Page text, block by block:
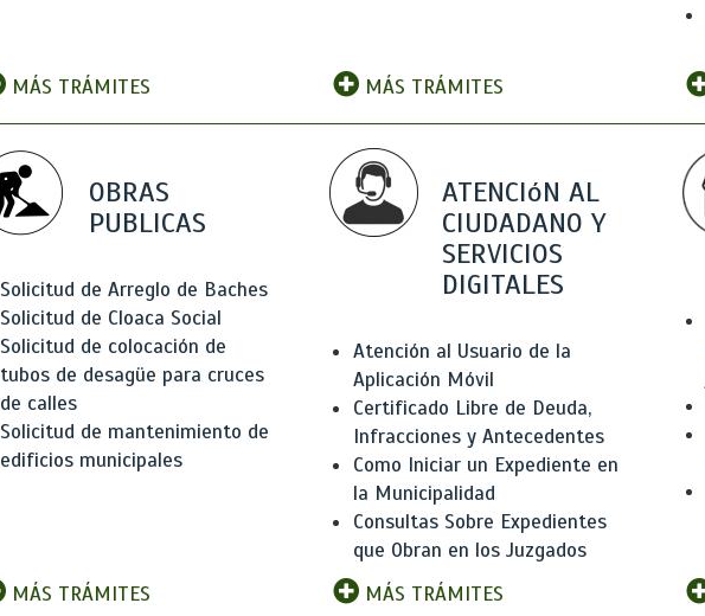
MÁS TRÁMITES MÁS TRÁMITES
OBRAS
PUBLICAS
Solicitud de Arreglo de Baches
Solicitud de Cloaca Social
Solicitud de colocación de
tubos de desagüe para cruces
de calles
Solicitud de mantenimiento de
edificios municipales
MÁS TRÁMITES
ATENCIóN AL
CIUDADANO Y
SERVICIOS
DIGITALES
Atención al Usuario de la
Aplicación Móvil
Certificado Libre de Deuda,
Infracciones y Antecedentes
Como Iniciar un Expediente en
la Municipalidad
Consultas Sobre Expedientes
que Obran en los Juzgados
MÁS TRÁMITES